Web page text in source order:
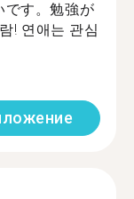
です。勉強が
! 연애는 관심